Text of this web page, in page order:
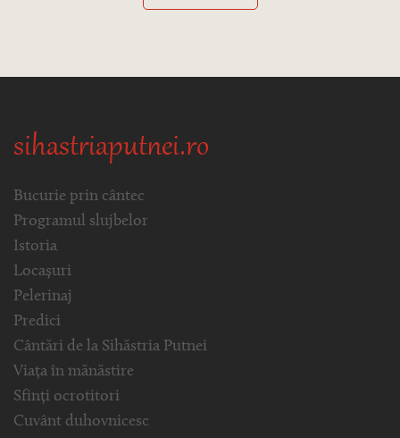
sihastriaputnei.ro
Bucurie prin cântec
Programul slujbelor
Istoria
Locașuri
Pelerinaj
Predici
Cântări de la Sihăstria Putnei
Viața în mănăstire
Sfinți ocrotitori
Cuvânt duhovnicesc